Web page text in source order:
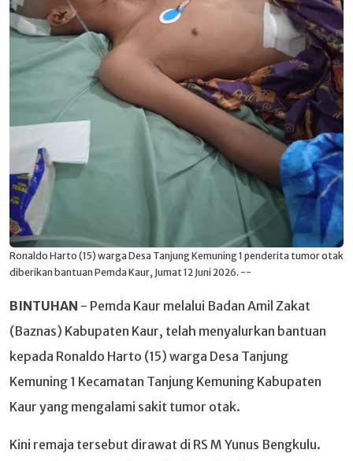
Ronaldo Harto (15) warga Desa Tanjung Kemuning 1 penderita tumor otak
diberikan bantuan Pemda Kaur, Jumat 12 Juni 2026. --
BINTUHAN - Pemda Kaur melalui Badan Amil Zakat
(Baznas) Kabupaten Kaur, telah menyalurkan bantuan
kepada Ronaldo Harto (15) warga Desa Tanjung
Kemuning 1 Kecamatan Tanjung Kemuning Kabupaten
Kaur yang mengalami sakit tumor otak.
Kini remaja tersebut dirawat di RS M Yunus Bengkulu.